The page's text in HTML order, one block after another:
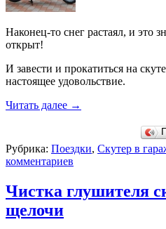
Наконец-то снег растаял, и это
открыт!
И завести и прокатиться на
настоящее удовольствие.
Читать далее →
Рубрика: Поездки, Скутер в
комментариев
Чистка глушителя
щелочи